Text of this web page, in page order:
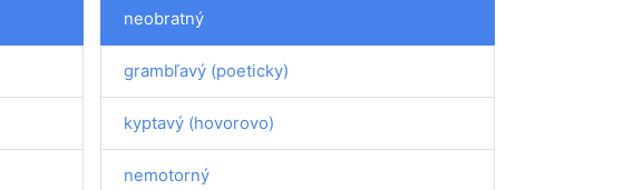
neobratný
grambľavý (poeticky)
kyptavý (hovorovo)
nemotorný